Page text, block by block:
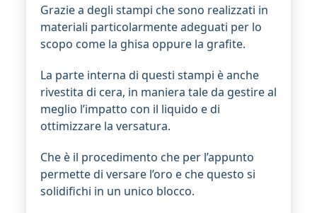
Grazie a degli stampi che sono realizzati in
materiali particolarmente adeguati per lo
scopo come la ghisa oppure la grafite.
La parte interna di questi stampi è anche
rivestita di cera, in maniera tale da gestire al
meglio l’impatto con il liquido e di
ottimizzare la versatura.
Che è il procedimento che per l’appunto
permette di versare l’oro e che questo si
solidifichi in un unico blocco.